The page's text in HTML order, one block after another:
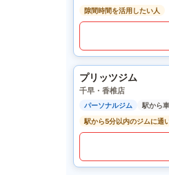
隙間時間を活用したい人
プリッツジム
千早・香椎店
パーソナルジム
駅から
駅から5分以内のジムに通